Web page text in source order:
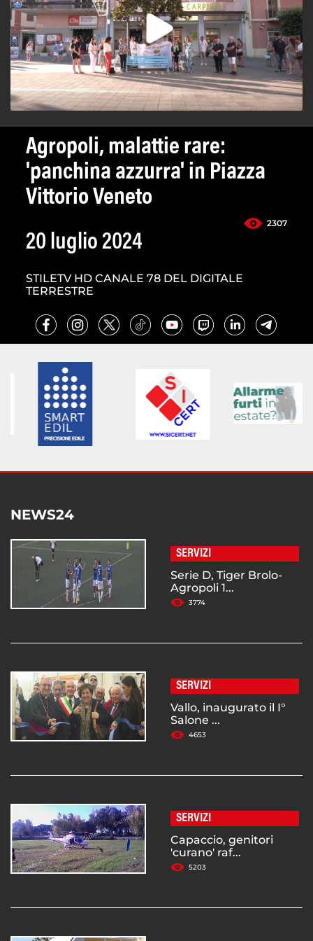
Agropoli, malattie rare:
'panchina azzurra' in Piazza
Vittorio Veneto
2307
20 luglio 2024
STILETV HD CANALE 78 DEL DIGITALE
TERRESTRE
NEWS24
SERVIZI
Serie D, Tiger Brolo-
Agropoli 1...
3774
SERVIZI
Vallo, inaugurato il I°
Salone ...
4653
SERVIZI
Capaccio, genitori
'curano' raf...
5203